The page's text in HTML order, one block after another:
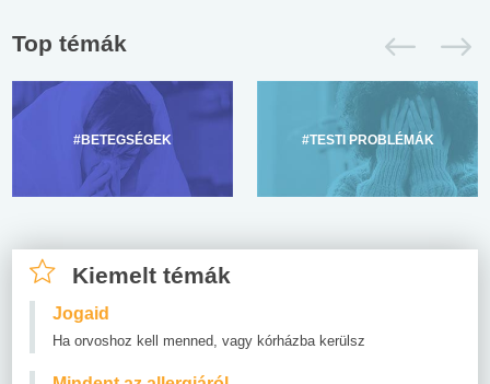
Top témák
#BETEGSÉGEK #TESTI PROBLÉMÁK
Kiemelt témák
Jogaid
Ha orvoshoz kell menned, vagy kórházba kerülsz